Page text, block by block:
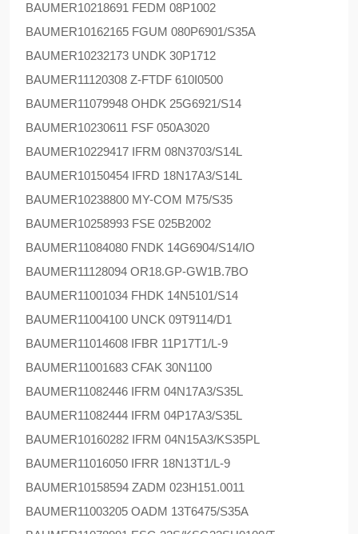
BAUMER10218691 FEDM 08P1002
BAUMER10162165 FGUM 080P6901/S35A
BAUMER10232173 UNDK 30P1712
BAUMER11120308 Z-FTDF 610I0500
BAUMER11079948 OHDK 25G6921/S14
BAUMER10230611 FSF 050A3020
BAUMER10229417 IFRM 08N3703/S14L
BAUMER10150454 IFRD 18N17A3/S14L
BAUMER10238800 MY-COM M75/S35
BAUMER10258993 FSE 025B2002
BAUMER11084080 FNDK 14G6904/S14/IO
BAUMER11128094 OR18.GP-GW1B.7BO
BAUMER11001034 FHDK 14N5101/S14
BAUMER11004100 UNCK 09T9114/D1
BAUMER11014608 IFBR 11P17T1/L-9
BAUMER11001683 CFAK 30N1100
BAUMER11082446 IFRM 04N17A3/S35L
BAUMER11082444 IFRM 04P17A3/S35L
BAUMER10160282 IFRM 04N15A3/KS35PL
BAUMER11016050 IFRR 18N13T1/L-9
BAUMER10158594 ZADM 023H151.0011
BAUMER11003205 OADM 13T6475/S35A